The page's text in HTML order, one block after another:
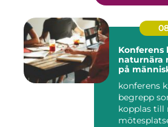
Konferens
naturnära
på
konferens
begrepp
kopplas till